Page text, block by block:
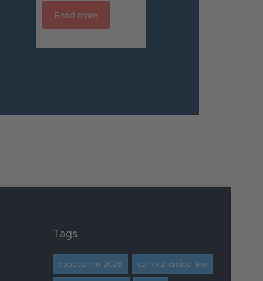
Read more
Tags
capodanno 2026 carnival cruise line